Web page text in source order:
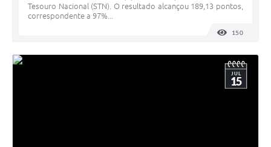
Tesouro Nacional (STN). O resultado alcançou 189,13 pontos,
correspondente a 97%...
150
JUL
15